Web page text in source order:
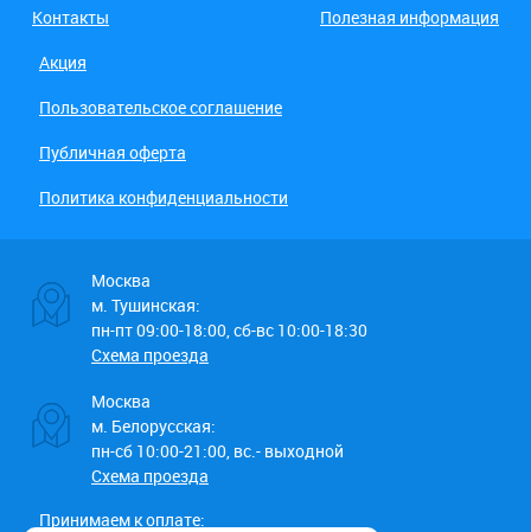
Контакты
Полезная информация
Акция
Пользовательское соглашение
Публичная оферта
Политика конфиденциальности
Москва
м. Тушинская:
пн-пт 09:00-18:00, сб-вс 10:00-18:30
Схема проезда
Москва
м. Белорусская:
пн-сб 10:00-21:00, вс.- выходной
Схема проезда
Принимаем к оплате: